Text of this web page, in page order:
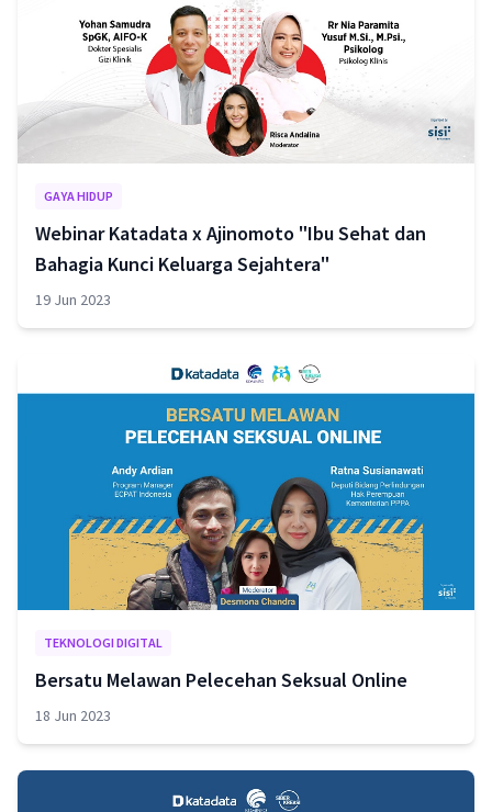
GAYA HIDUP
Webinar Katadata x Ajinomoto "Ibu Sehat dan
Bahagia Kunci Keluarga Sejahtera"
19 Jun 2023
TEKNOLOGI DIGITAL
Bersatu Melawan Pelecehan Seksual Online
18 Jun 2023